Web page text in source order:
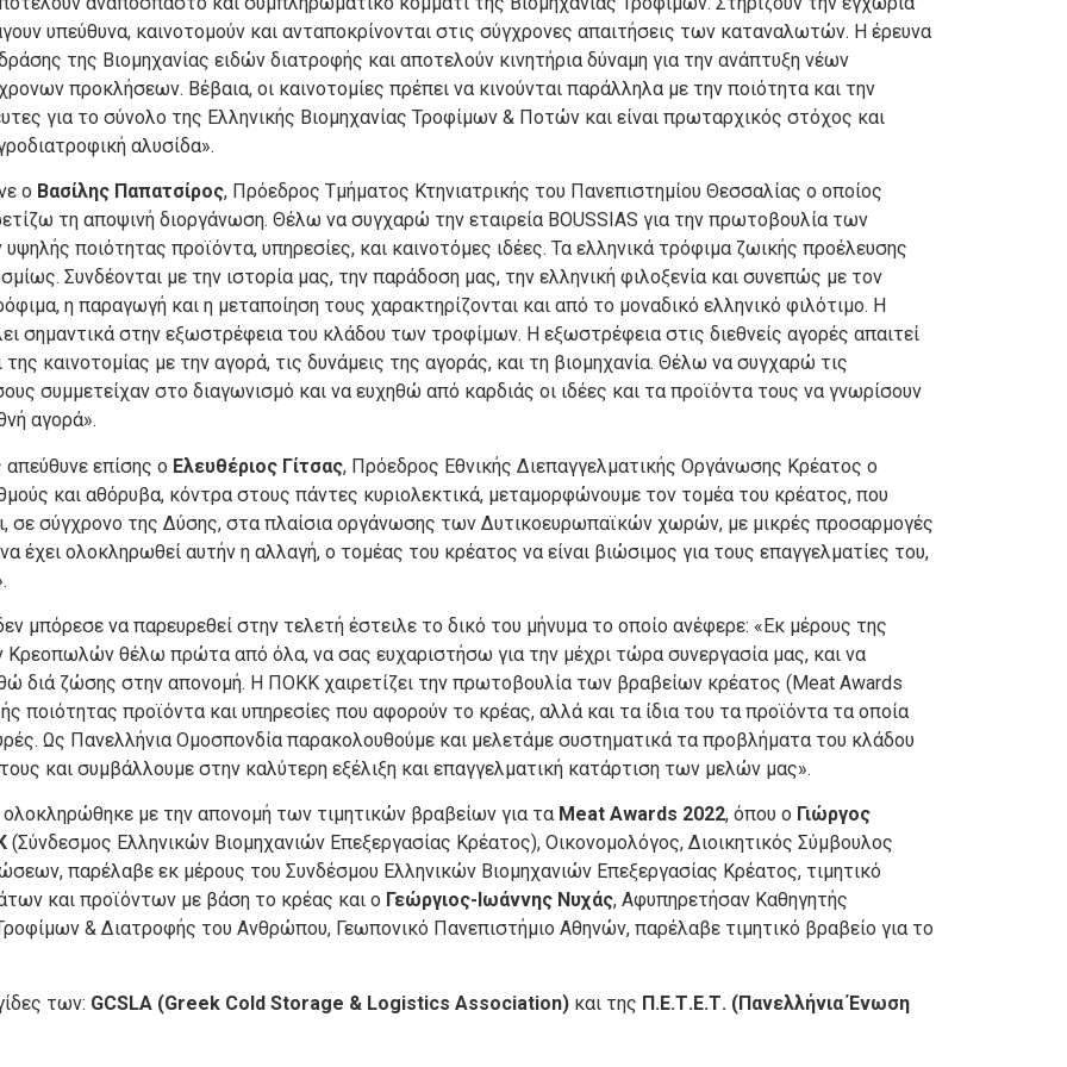
υπεύθυνα, καινοτομούν και ανταποκρίνονται στις σύγχρονες απαιτήσεις των καταναλωτών. Η έρευνα
της Βιομηχανίας ειδών διατροφής και αποτελούν κινητήρια δύναμη για την ανάπτυξη νέων
προκλήσεων. Βέβαια, οι καινοτομίες πρέπει να κινούνται παράλληλα με την ποιότητα και την
για το σύνολο της Ελληνικής Βιομηχανίας Τροφίμων & Ποτών και είναι πρωταρχικός στόχος και
αλυσίδα».
ο Bασίλης Παπατσίρος, Πρόεδρος Τμήματος Κτηνιατρικής του Πανεπιστημίου Θεσσαλίας ο οποίος
τη αποψινή διοργάνωση. Θέλω να συγχαρώ την εταιρεία BOUSSIAS για την πρωτοβουλία των
ποιότητας προϊόντα, υπηρεσίες, και καινοτόμες ιδέες. Τα ελληνικά τρόφιμα ζωικής προέλευσης
Συνδέονται με την ιστορία μας, την παράδοση μας, την ελληνική φιλοξενία και συνεπώς με τον
η παραγωγή και η μεταποίηση τους χαρακτηρίζονται και από το μοναδικό ελληνικό φιλότιμο. Η
σημαντικά στην εξωστρέφεια του κλάδου των τροφίμων. Η εξωστρέφεια στις διεθνείς αγορές απαιτεί
καινοτομίας με την αγορά, τις δυνάμεις της αγοράς, και τη βιομηχανία. Θέλω να συγχαρώ τις
συμμετείχαν στο διαγωνισμό και να ευχηθώ από καρδιάς οι ιδέες και τα προϊόντα τους να γνωρίσουν
αγορά».
επίσης ο Ελευθέριος Γίτσας, Πρόεδρος Εθνικής Διεπαγγελματικής Οργάνωσης Κρέατος ο
και αθόρυβα, κόντρα στους πάντες κυριολεκτικά, μεταμορφώνουμε τον τομέα του κρέατος, που
σε σύγχρονο της Δύσης, στα πλαίσια οργάνωσης των Δυτικοευρωπαϊκών χωρών, με μικρές προσαρμογές
έχει ολοκληρωθεί αυτήν η αλλαγή, ο τομέας του κρέατος να είναι βιώσιμος για τους επαγγελματίες του,
μπόρεσε να παρευρεθεί στην τελετή έστειλε το δικό του μήνυμα το οποίο ανέφερε: «Εκ μέρους της
θέλω πρώτα από όλα, να σας ευχαριστήσω για την μέχρι τώρα συνεργασία μας, και να
διά ζώσης στην απονομή. Η ΠΟΚΚ χαιρετίζει την πρωτοβουλία των βραβείων κρέατος (Meat Awards
ποιότητας προϊόντα και υπηρεσίες που αφορούν το κρέας, αλλά και τα ίδια του τα προϊόντα τα οποία
Ως Πανελλήνια Ομοσπονδία παρακολουθούμε και μελετάμε συστηματικά τα προβλήματα του κλάδου
και συμβάλλουμε στην καλύτερη εξέλιξη και επαγγελματική κατάρτιση των μελών μας».
με την απονομή των τιμητικών βραβείων για τα Meat Awards 2022, όπου ο Γιώργος
(Σύνδεσμος Ελληνικών Βιομηχανιών Επεξεργασίας Κρέατος), Οικονομολόγος, Διοικητικός Σύμβουλος
παρέλαβε εκ μέρους του Συνδέσμου Ελληνικών Βιομηχανιών Επεξεργασίας Κρέατος, τιμητικό
και προϊόντων με βάση το κρέας και ο Γεώργιος-Ιωάννης Νυχάς, Αφυπηρετήσαν Καθηγητής
& Διατροφής του Ανθρώπου, Γεωπονικό Πανεπιστήμιο Αθηνών, παρέλαβε τιμητικό βραβείο για το
των: GCSLA (Greek Cold Storage & Logistics Association) και της Π.Ε.Τ.Ε.Τ. (Πανελλήνια Ένωση